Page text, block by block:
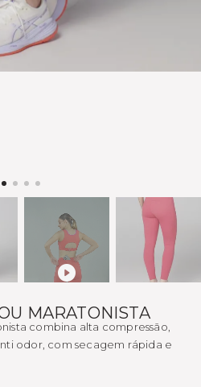
MARATONISTA
combina alta compressão,
odor, com secagem rápida e